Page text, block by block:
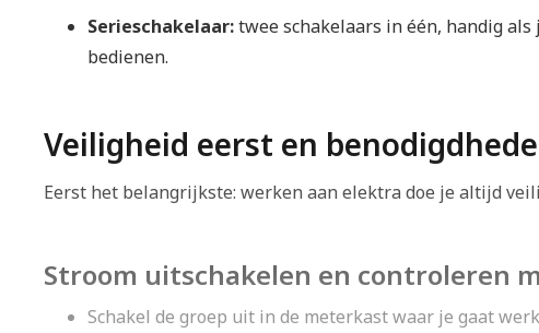
Serieschakelaar:twee schakelaars in één, handig
bedienen.
Veiligheid eerst en
Eerst het belangrijkste: werken aan elektra doe je altijd
Stroom uitschakelen en controleren
Schakel de groep uit in de meterkast waar je gaat